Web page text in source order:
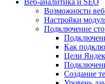
Веб-аналитика и SEO
Возможности
Настройки
Подключение
Как
Цели
Создание